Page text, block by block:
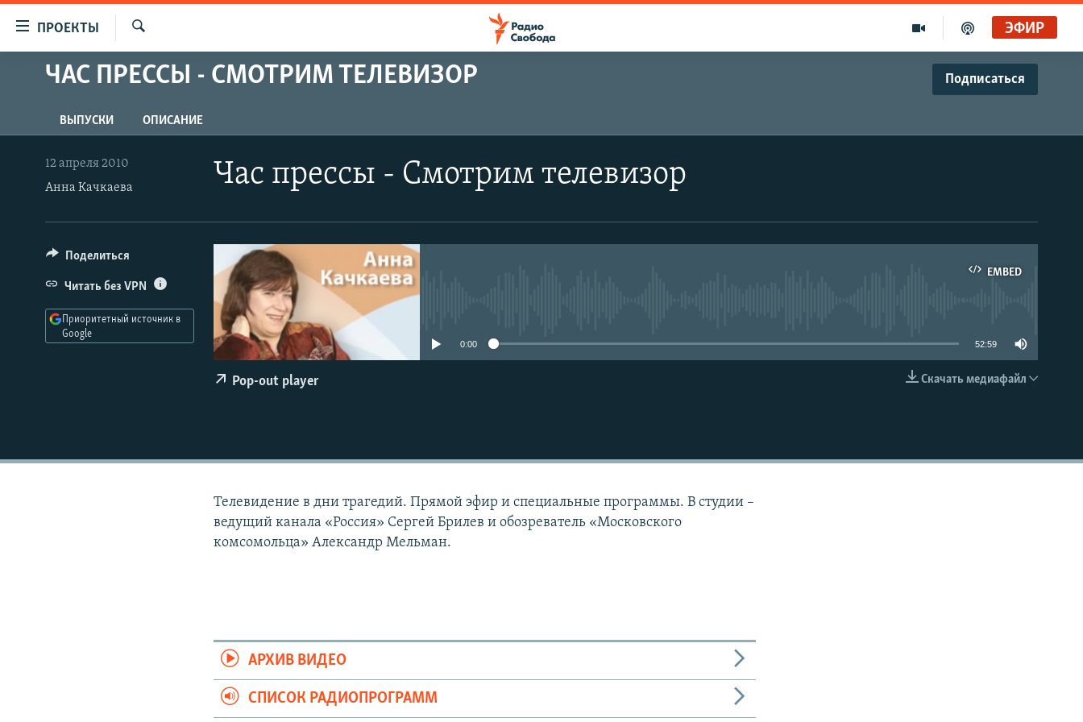
упрощенного
Вернуться
к
основному
содержанию
навигации
Вернутся
ПРОЕКТЫ
ПРОГРАММЫ
АВТОРСКИЕ ПРОЕКТЫ
ЦИТАТЫ СВОБОДЫ
МНЕНИЯ
КУЛЬТУРА
IDEL.РЕАЛИИ
КАВКАЗ.РЕАЛИИ
СЕВЕР.РЕАЛИИ
СИБИРЬ.РЕАЛИИ
ЭФИР
ЧАС ПРЕССЫ - СМОТРИМ ТЕЛЕВИЗОР Подписаться
ВЫПУСКИ ОПИСАНИЕ
Час прессы - Смотрим телевизор
12 апреля 2010
Анна Качкаева
EMBED
EMBED
0:00 52:59
Скачать медиафайл
Pop-out player
Поделиться
Читать без VPN
Приоритетный источник в
Google
Телевидение в дни трагедий. Прямой эфир и специальные программы. В студии –
ведущий канала «Россия» Сергей Брилев и обозреватель «Московского
комсомольца» Александр Мельман.
АРХИВ ВИДЕО
СПИСОК РАДИОПРОГРАММ